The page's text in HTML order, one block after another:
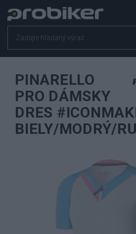
PINARELLO
PRO DÁMSKY
DRES
BIELY/MODRÝ/